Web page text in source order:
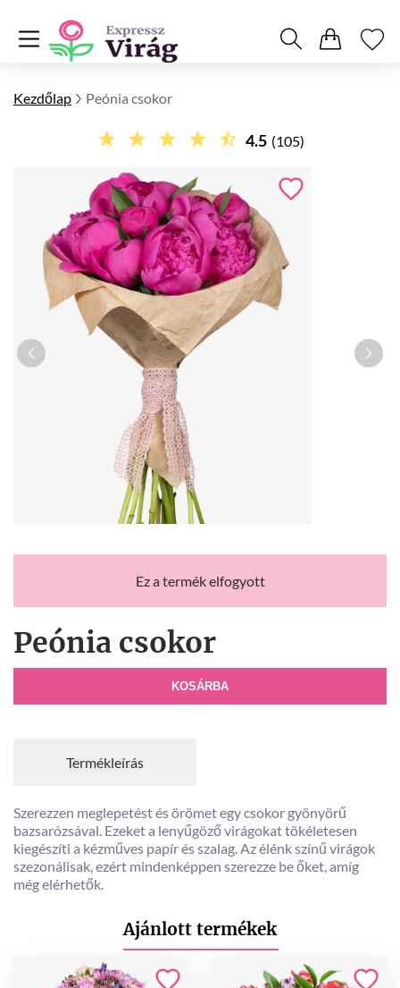
Kezdőlap Peónia csokor
4.5 (105)
Ez a termék elfogyott
Peónia csokor
KOSÁRBA
Termékleírás
Szerezzen meglepetést és örömet egy csokor gyönyörű
bazsarózsával. Ezeket a lenyűgöző virágokat tökéletesen
kiegészíti a kézműves papír és szalag. Az élénk színű virágok
szezonálisak, ezért mindenképpen szerezze be őket, amíg
még elérhetők.
Ajánlott termékek